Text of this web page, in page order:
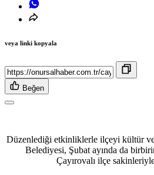
veya linki kopyala
Beğen
Düzenlediği etkinliklerle ilçeyi kültür ve
Belediyesi, Şubat ayında da
Çayırovalı ilçe